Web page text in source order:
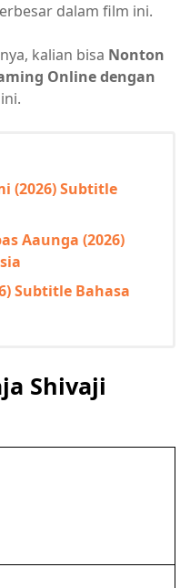
dalam film ini.
kalian bisa Nonton
Online dengan
(2026) Subtitle
Aaunga (2026)
Subtitle Bahasa
Shivaji